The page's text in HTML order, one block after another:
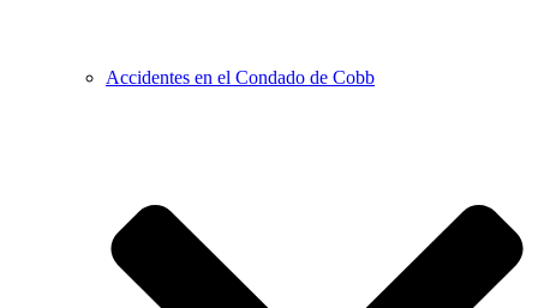
Accidentes en el Condado de Cobb